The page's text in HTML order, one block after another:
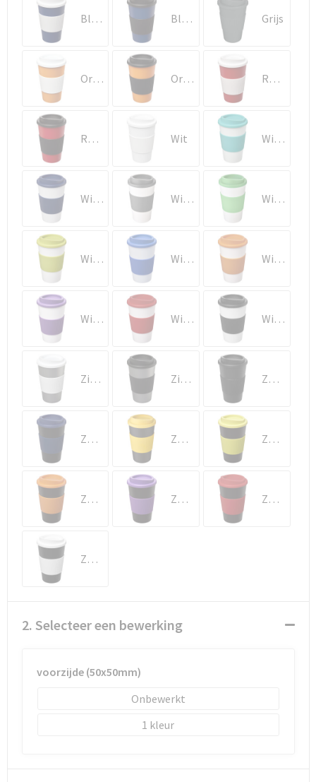
Schoudertassen
Sporttassen
Strandtassen
Tablettassen
Toilettassen
Waterbestendige tassen
Goodiebags
Blauw/Wit Blauw/Zwart Grijs
Oranje/Wit Oranje/Zwart Rood/Wit
Rood/Zwart Wit Wit/Aqua
Wit/Blauw Wit/Grijs Wit/Groen
Wit/Lime Wit/Middenblauw Wit/Oranje
Wit/Paars Wit/Rood Wit/Zwart
Zilver/Wit Zilver/Zwart Zwart
Zwart/Blauw Zwart/Geel Zwart/Lime
Zwart/Oranje Zwart/Paars Zwart/Rood
Zwart/Wit
2. Selecteer een bewerking
voorzijde (50x50mm)
Onbewerkt
1